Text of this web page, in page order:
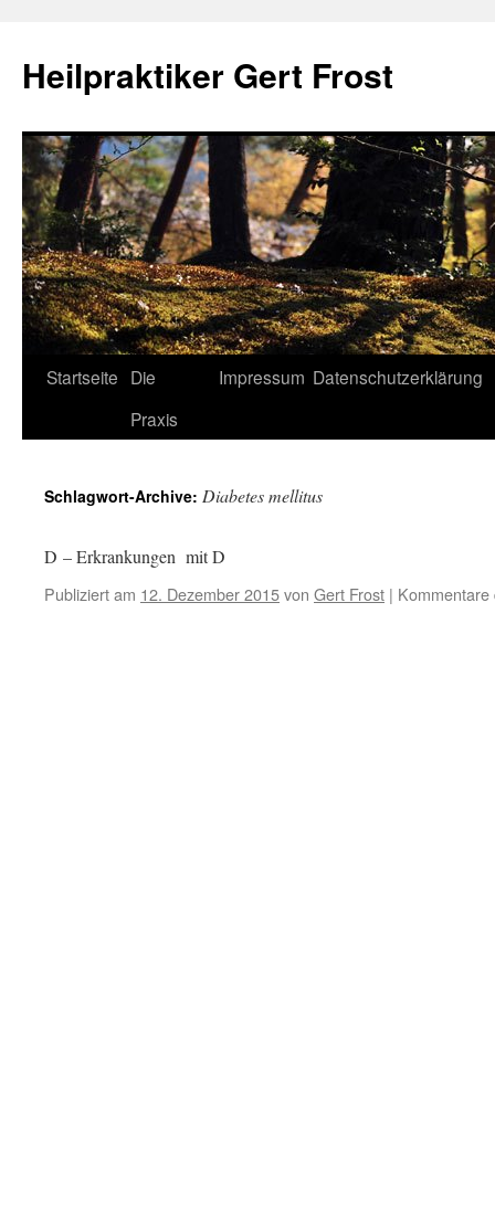
Heilpraktiker Gert Frost
Zum
Startseite Die
Praxis
Impressum Datenschutzerklärung
Schlagwort-Archive: Diabetes mellitus
D – Erkrankungen mit D
Publiziert am 12. Dezember 2015von Gert Frost | Kommentare